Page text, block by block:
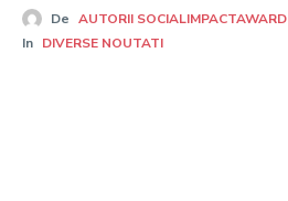
De AUTORII SOCIALIMPACTAWARD
In DIVERSE NOUTATI